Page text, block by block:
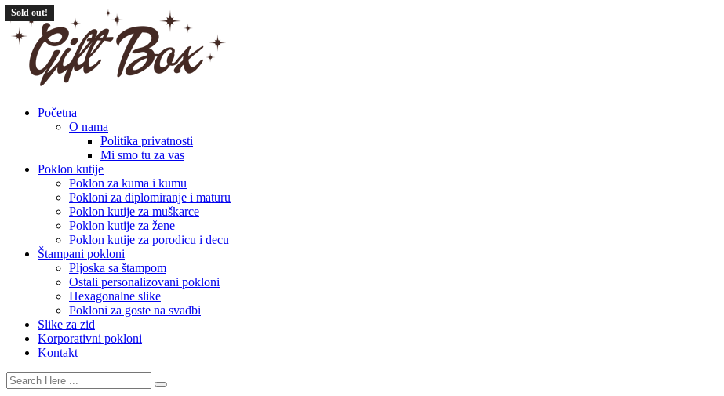
Početna
O nama
Politika privatnosti
Mi smo tu za vas
Poklon kutije
Poklon za kuma i kumu
Pokloni za diplomiranje i maturu
Poklon kutije za muškarce
Poklon kutije za žene
Poklon kutije za porodicu i decu
Štampani pokloni
Pljoska sa štampom
Ostali personalizovani pokloni
Hexagonalne slike
Pokloni za goste na svadbi
Slike za zid
Korporativni pokloni
Kontakt
Sold out!